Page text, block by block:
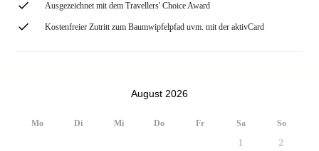
Ausgezeichnet mit dem Travellers' Choice Award
Kostenfreier Zutritt zum Baumwipfelpfad uvm. mit der aktivCard
August 2026
Mo Di Mi Do Fr Sa So
1 2